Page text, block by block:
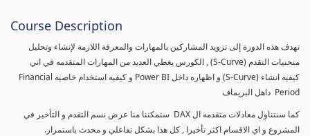
Course Description
تهدف هذه الدورة إلى تزويد المشاركين بالمهارات والمعرفة اللازمة لإنشاء وتحليل
منحنيات التقدم (S-Curve) , الكورس يغطي العديد من المهارات المتقدمه في اني
كيفيه انشاء (S-Curve) و اظهاره داخل Power BI و كيفيه استخدام خاصيه Financial
Period داهل البريماف
كما سنتناول معادلات متقدمه ال DAX ستمكننا منا عرض نسم التقدم و التأخير في
المشروع و اي الاقسام اكثر تأخيرا , كل هذا بشكل تفاعلي و محدث باستمرار.